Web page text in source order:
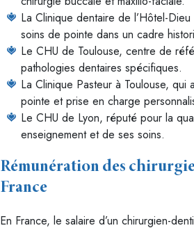
La Clinique dentaire de l’Hôtel-
soins de pointe dans un cadre
Le CHU de Toulouse, centre de
pathologies dentaires spécifiques.
La Clinique Pasteur à Toulouse, qui
pointe et prise en charge
Le CHU de Lyon, réputé pour la
enseignement et de ses soins.
Rémunération des
France
En France, le salaire d’un chirurgien-